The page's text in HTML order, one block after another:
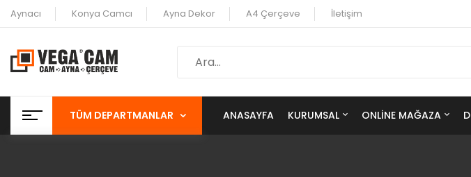
Aynacı Konya Camcı Ayna Dekor A4 Çerçeve İletişim
TÜM DEPARTMANLAR ANASAYFA KURUMSAL ONLINE MAĞAZA